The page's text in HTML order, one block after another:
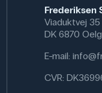
Frederiksen
Viaduktvej 35
DK 6870
E-mail:
CVR: